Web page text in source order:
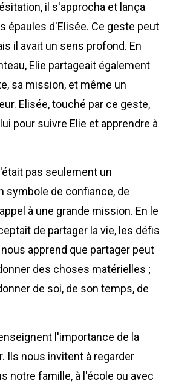
il s'approcha et lança
épaules d'Elisée. Ce geste peut
il avait un sens profond. En
Elie partageait également
sa mission, et même un
Elisée, touché par ce geste,
pour suivre Elie et apprendre à
pas seulement un
symbole de confiance, de
à une grande mission. En le
de partager la vie, les défis
apprend que partager peut
des choses matérielles ;
de soi, de son temps, de
l'importance de la
Ils nous invitent à regarder
notre famille, à l'école ou avec